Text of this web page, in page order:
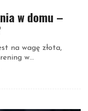
w domu –
na wagę złota,
w...